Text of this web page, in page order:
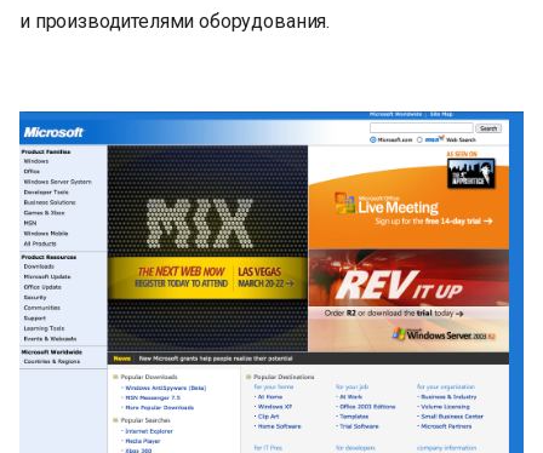
и производителями оборудования.